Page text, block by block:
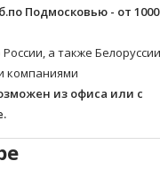
по Подмосковью - от
а также
компаниями
из офиса или с